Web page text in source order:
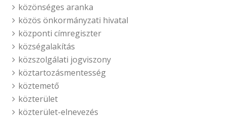
közönséges aranka
közös önkormányzati hivatal
központi címregiszter
községalakítás
közszolgálati jogviszony
köztartozásmentesség
köztemető
közterület
közterület-elnevezés